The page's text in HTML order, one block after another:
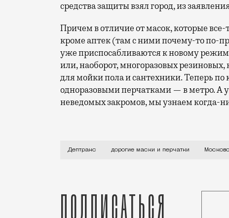
средства защиты взял город, из
Причем в отличие от масок, которые
кроме аптек (там с ними почему-то по-
уже приспосабливаются к новому
или, наоборот, многоразовых
для мойки пола и сантехники. Теперь по
одноразовыми перчатками — в метро. А
неведомых закромов, мы узнаем когда-
Поставщики, видимо, решили, что
Дептранс дорогие маски и перчатки
Подписаться